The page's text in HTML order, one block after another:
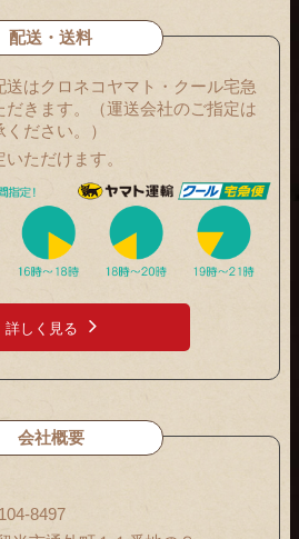
配送・送料
はクロネコヤマト・クール宅急
きます。（運送会社のご指定は
ださい。）
ただけます。
詳しく見る
会社概要
8497